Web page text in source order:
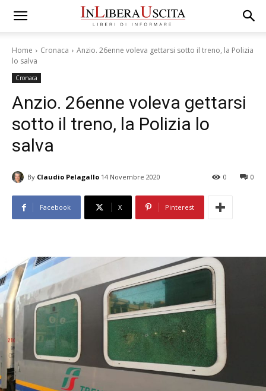
Home Cronaca
Anzio. 26enne voleva gettarsi sotto il treno, la Polizia
lo salva
Cronaca
Anzio. 26enne voleva gettarsi
sotto il treno, la Polizia lo
salva
By Claudio Pelagallo 14 Novembre 2020 0
0
Facebook X Pinterest